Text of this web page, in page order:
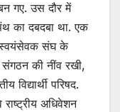
गए. उस दौर में
का दबदबा था. एक
स्वयंसेवक संघ के
की नींव रखी,
विद्यार्थी परिषद.
अधिवेशन